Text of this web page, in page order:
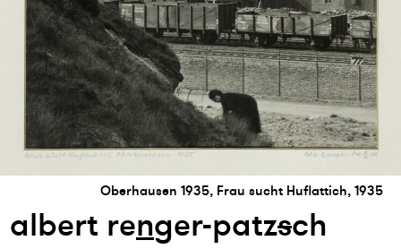
Oberhausen 1935, Frau sucht Huflattich, 1935
albert renger-patzsch